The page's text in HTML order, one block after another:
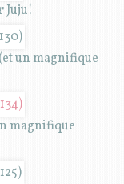
Juju!
un magnifique
magnifique